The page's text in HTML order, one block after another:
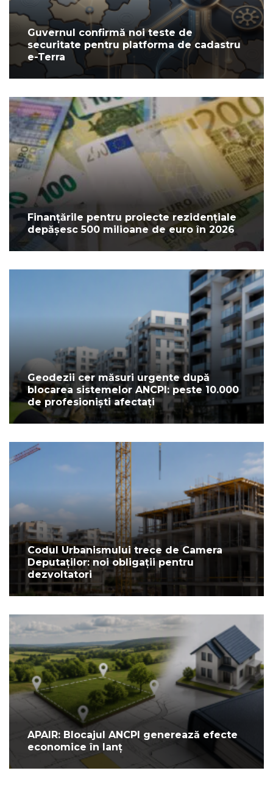
Guvernul confirmă noi teste de
securitate pentru platforma de cadastru
e-Terra
Finanțările pentru proiecte rezidențiale
depășesc 500 milioane de euro în 2026
Geodezii cer măsuri urgente după
blocarea sistemelor ANCPI: peste 10.000
de profesioniști afectați
Codul Urbanismului trece de Camera
Deputaților: noi obligații pentru
dezvoltatori
APAIR: Blocajul ANCPI generează efecte
economice în lanț